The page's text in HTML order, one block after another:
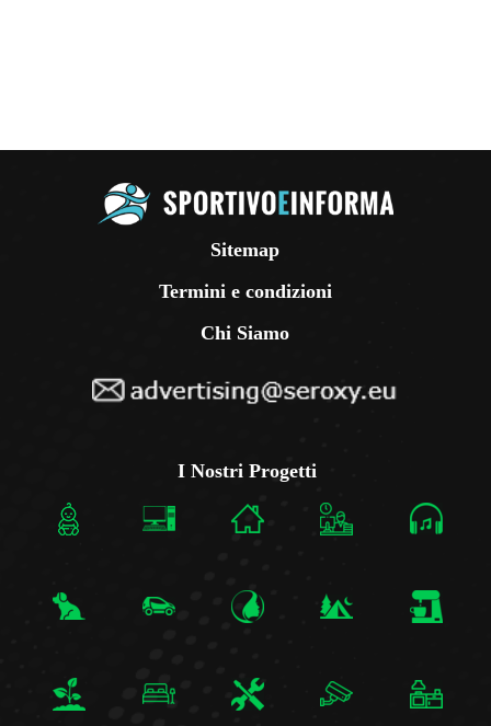
Sitemap
Termini e condizioni
Chi Siamo
I Nostri Progetti